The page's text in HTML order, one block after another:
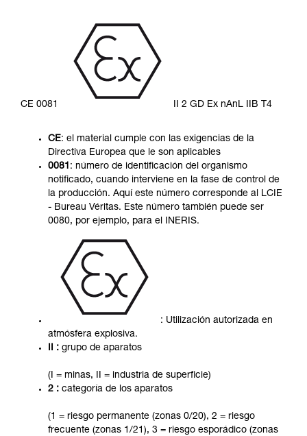
CE 0081 II 2 GD Ex nAnL IIB T4
CE: el material cumple con las exigencias de la
Directiva Europea que le son aplicables
0081 : número de identificación del organismo
notificado, cuando interviene en la fase de control de
la producción. Aquí este número corresponde al LCIE
- Bureau Véritas. Este número también puede ser
0080, por ejemplo, para el INERIS.
: Utilización autorizada en
atmósfera explosiva.
II : grupo de aparatos
(I = minas, II = industria de superficie)
2 : categoría de los aparatos
(1 = riesgo permanente (zonas 0/20), 2 = riesgo
frecuente (zonas 1/21), 3 = riesgo esporádico (zonas